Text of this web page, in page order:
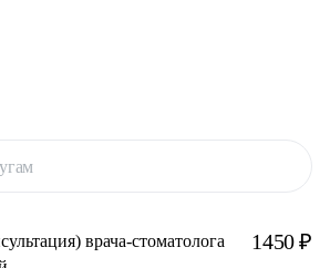
врача-стоматолога
1450 ₽